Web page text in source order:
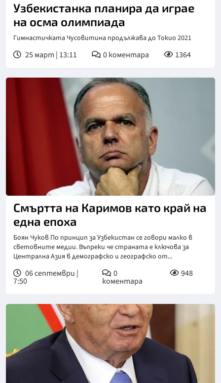
Узбекистанка планира да играе
на осма олимпиада
Гимнастичката Чусовитина продължава до Токио 2021
25 март | 13:11 0коментара 1364
Смъртта на Каримов като край на
една епоха
Боян Чуков По принцип за Узбекистан се говори малко в
световните медии. Въпреки че страната е ключова за
Централна Азия в демографско и географско от...
06 септември |
7:50
0
коментара
948